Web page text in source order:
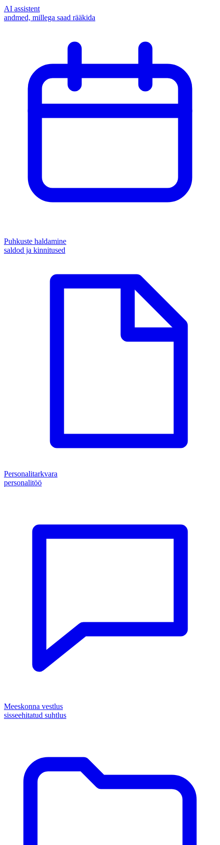
AI assistent
andmed, millega saad rääkida
Puhkuste haldamine
saldod ja kinnitused
Personalitarkvara
personalitöö
Meeskonna vestlus
sisseehitatud suhtlus